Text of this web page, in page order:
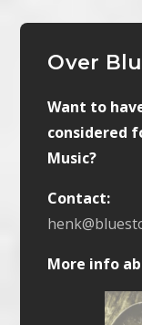
Over
Want to
considered
Music?
Contact:
More info